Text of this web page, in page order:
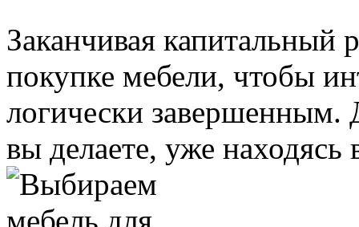
Заканчивая
покупке мебели, чтобы
логически завершенным.
вы делаете, уже находясь